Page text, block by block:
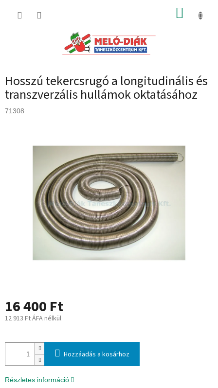
KOSÁR
Hosszú tekercsrugó a longitudinális és
transzverzális hullámok oktatásához
71308
16 400 Ft
12 913 Ft ÁFA nélkül
Hozzáadás a kosárhoz
Részletes információ